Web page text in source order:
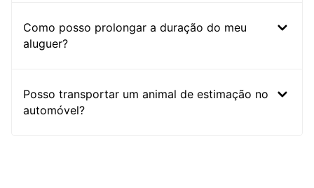
Como posso prolongar a duração do meu
aluguer?
Posso transportar um animal de estimação no
automóvel?